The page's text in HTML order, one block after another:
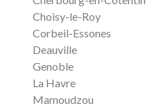
Choisy-le-Roy
Corbeil-Essones
Deauville
Genoble
La Havre
Mamoudzou